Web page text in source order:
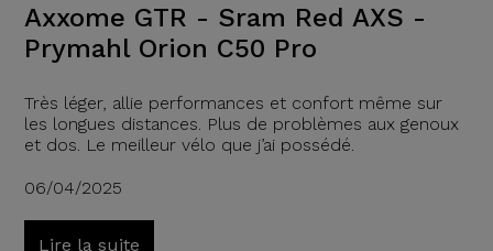
Axxome GTR - Sram Red AXS -
Prymahl Orion C50 Pro
Très léger, allie performances et confort même sur
les longues distances. Plus de problèmes aux genoux
et dos. Le meilleur vélo que j’ai possédé.
06/04/2025
Lire la suite